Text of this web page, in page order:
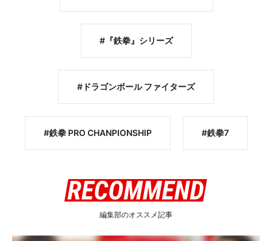
『鉄拳』シリーズ
ドラゴンボール ファイターズ
鉄拳 PRO CHANPIONSHIP 鉄拳7
編集部のオススメ記事